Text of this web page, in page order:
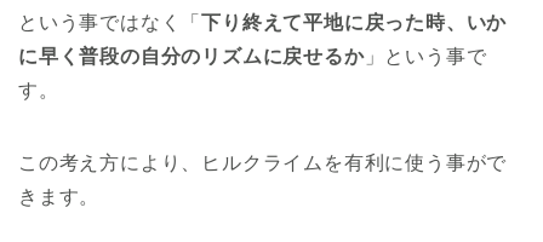
という事ではなく「下り終えて平地に戻った時、いか
に早く普段の自分のリズムに戻せるか」という事で
す。
この考え方により、ヒルクライムを有利に使う事がで
きます。